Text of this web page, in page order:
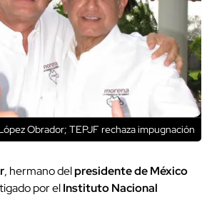
Obrador; TEPJF rechaza impugnación
, hermano delpresidente de México
por elInstituto Nacional